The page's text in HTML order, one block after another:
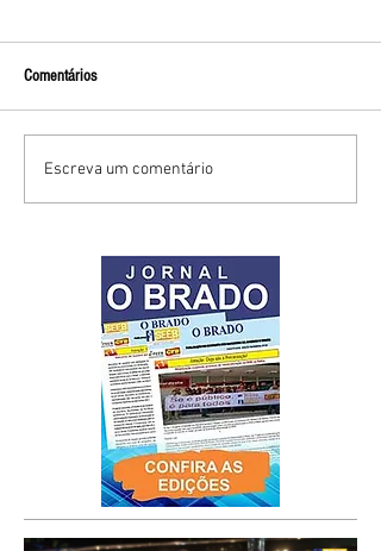
Comentários
Escreva um comentário